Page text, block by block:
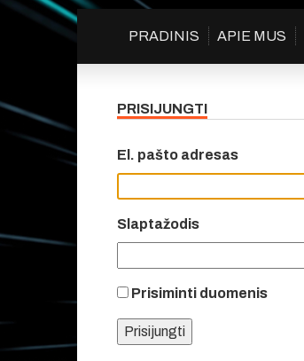
PRADINIS APIE MUS
PRISIJUNGTI
El. pašto adresas
Slaptažodis
Prisiminti duomenis